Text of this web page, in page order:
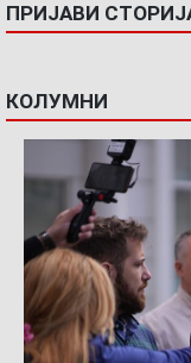
ПРИЈАВИ
КОЛУМНИ